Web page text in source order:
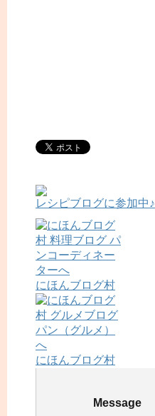
レシピブログに参加中♪
にほんブログ村
にほんブログ村
Message